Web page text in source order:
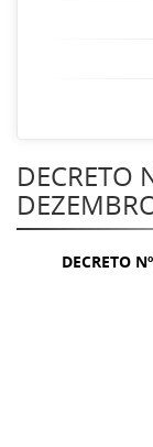
DECRETO
DECRETO